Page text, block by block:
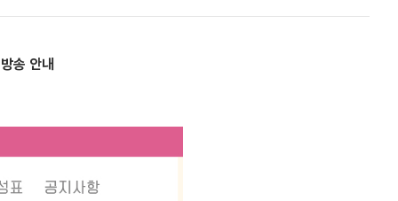
송 안내